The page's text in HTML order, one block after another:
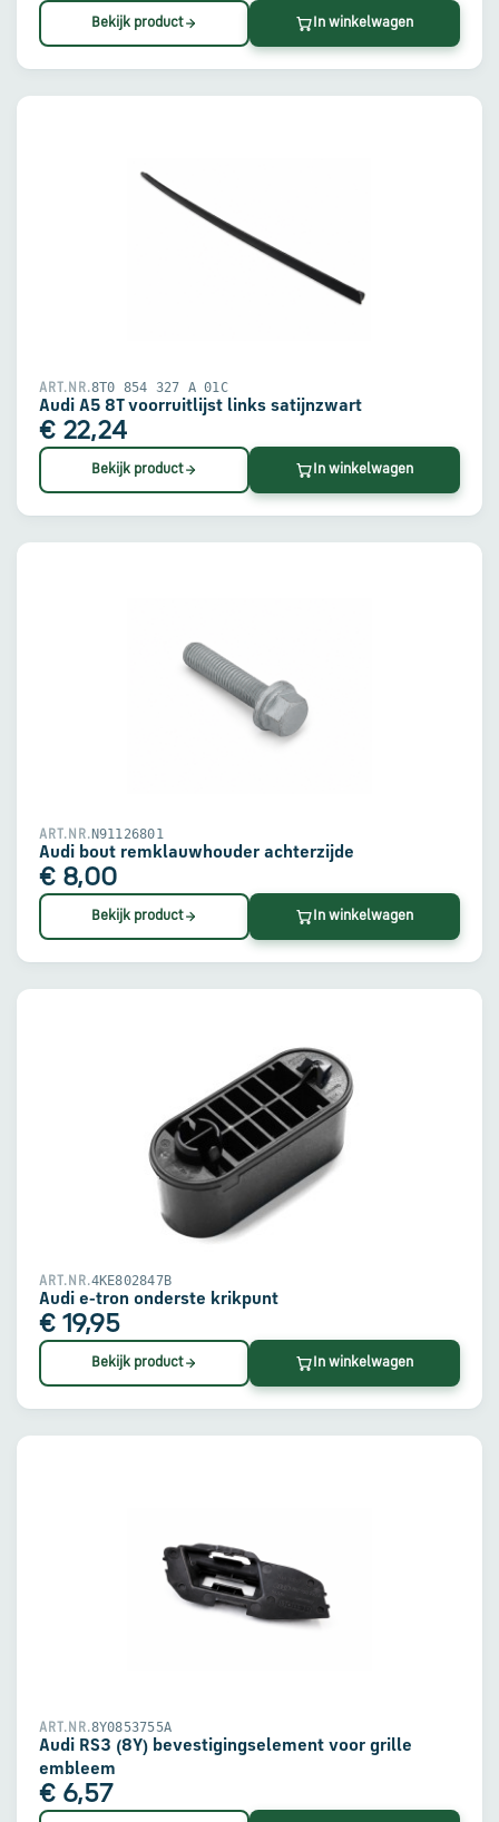
Bekijk product In winkelwagen
ART.NR.8T0 854 327 A 01C
Audi A5 8T voorruitlijst links satijnzwart
€ 22,24
Bekijk product In winkelwagen
ART.NR.N91126801
Audi bout remklauwhouder achterzijde
€ 8,00
Bekijk product In winkelwagen
ART.NR.4KE802847B
Audi e-tron onderste krikpunt
€ 19,95
Bekijk product In winkelwagen
ART.NR.8Y0853755A
Audi RS3 (8Y) bevestigingselement voor grille
embleem
€ 6,57